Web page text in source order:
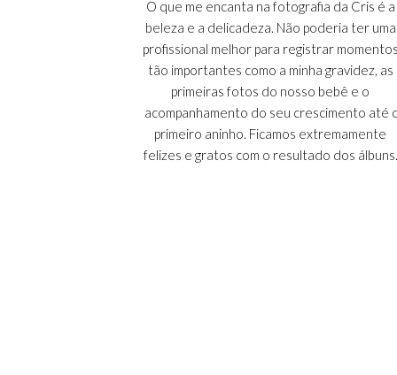
O que me encanta na fotografia da Cris é a
beleza e a delicadeza. Não poderia ter uma
profissional melhor para registrar
tão importantes como a minha gravidez, as
primeiras fotos do nosso bebê e o
acompanhamento do seu crescimento até
primeiro aninho. Ficamos extremamente
felizes e gratos com o resultado dos álbuns.